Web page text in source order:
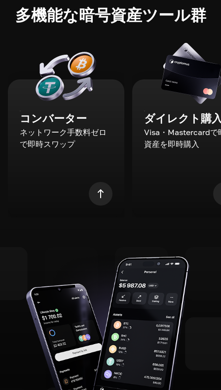
多機能な暗号資産ツール群
コンバーター
ネットワーク手数料ゼロ
で即時スワップ
ダイレクト購
Visa・Mastercardで
資産を即時購入